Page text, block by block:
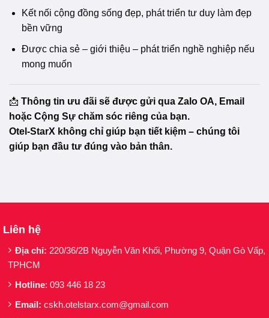
Kết nối cộng đồng sống đẹp, phát triển tư duy làm đẹp
bền vững
Được chia sẻ – giới thiệu – phát triển nghề nghiệp nếu
mong muốn
📩 Thông tin ưu đãi sẽ được gửi qua Zalo OA, Email
hoặc Cộng Sự chăm sóc riêng của bạn.
Otel-StarX không chỉ giúp bạn tiết kiệm – chúng tôi
giúp bạn đầu tư đúng vào bản thân.
Liên hệ
Địa chỉ: 220/36/2B Nguyễn Văn Khối, Phường 9, Quận Gò Vấp,
TPHCM
Hotline: 093 446 18 23
Email: cskh.otelstarx.com@gmail.com